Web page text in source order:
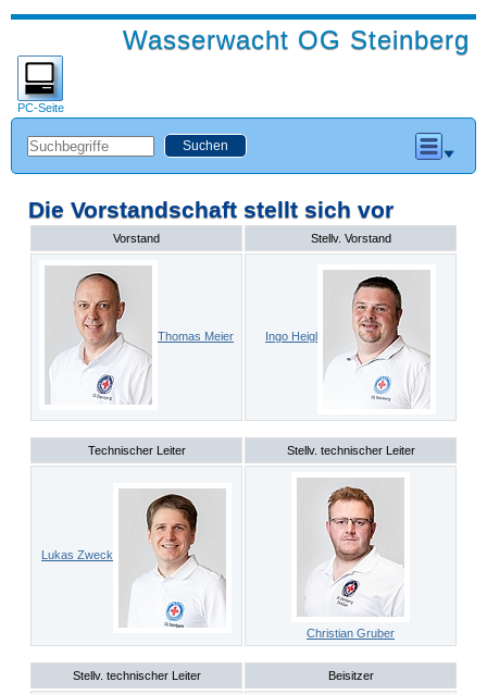
Wasserwacht OG Steinberg
PC-Seite
Die Vorstandschaft stellt sich vor
Vorstand Stellv. Vorstand
Thomas Meier Ingo Heigl
Technischer Leiter Stellv. technischer Leiter
Lukas Zweck
Christian Gruber
Stellv. technischer Leiter Beisitzer